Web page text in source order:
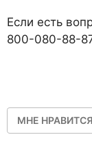
Если есть
800-080-88-
МНЕ НРАВИТСЯ